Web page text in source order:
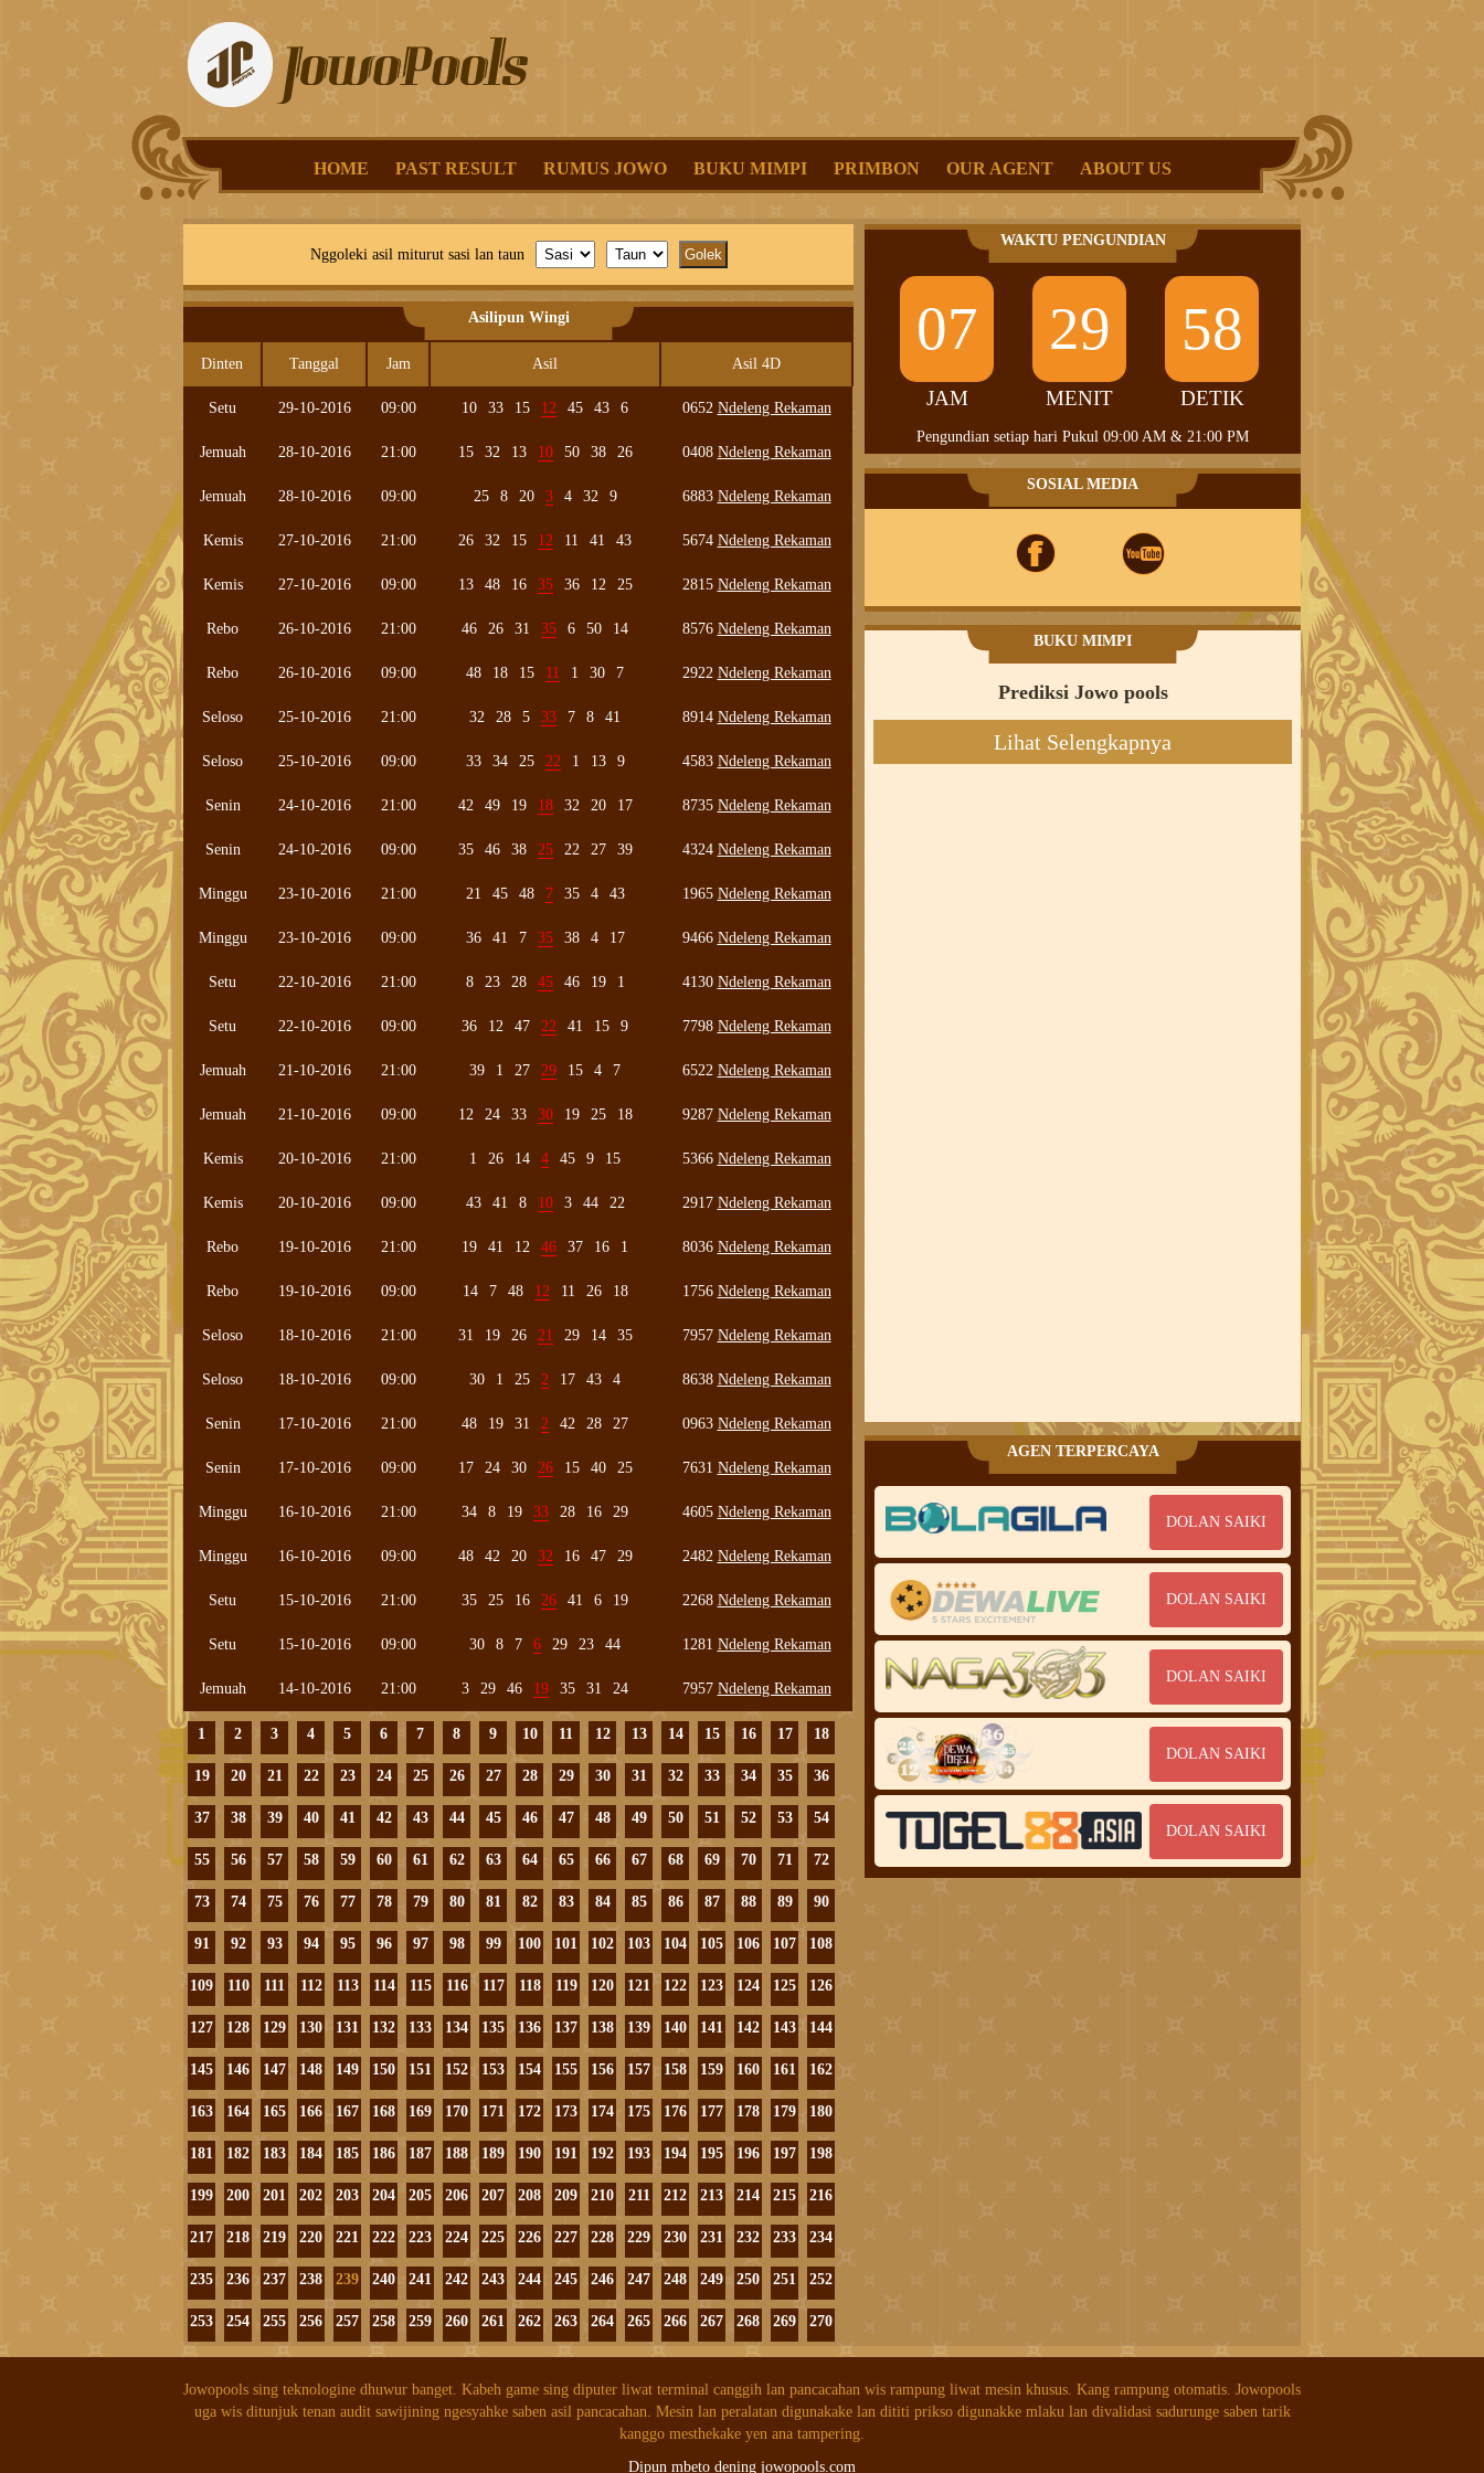
HOME PAST RESULT RUMUS JOWO BUKU MIMPI PRIMBON OUR AGENT ABOUT US
Nggoleki asil miturut sasi lan taun
Asilipun Wingi
Dinten Tanggal Jam Asil Asil 4D
Setu 29-10-2016 09:00 10 33 15 12 45 43 6 0652 Ndeleng Rekaman
Jemuah 28-10-2016 21:00 15 32 13 10 50 38 26 0408 Ndeleng Rekaman
Jemuah 28-10-2016 09:00 25 8 20 3 4 32 9 6883 Ndeleng Rekaman
Kemis 27-10-2016 21:00 26 32 15 12 11 41 43 5674 Ndeleng Rekaman
Kemis 27-10-2016 09:00 13 48 16 35 36 12 25 2815 Ndeleng Rekaman
Rebo 26-10-2016 21:00 46 26 31 35 6 50 14 8576 Ndeleng Rekaman
Rebo 26-10-2016 09:00 48 18 15 11 1 30 7 2922 Ndeleng Rekaman
Seloso 25-10-2016 21:00 32 28 5 33 7 8 41 8914 Ndeleng Rekaman
Seloso 25-10-2016 09:00 33 34 25 22 1 13 9 4583 Ndeleng Rekaman
Senin 24-10-2016 21:00 42 49 19 18 32 20 17 8735 Ndeleng Rekaman
Senin 24-10-2016 09:00 35 46 38 25 22 27 39 4324 Ndeleng Rekaman
Minggu 23-10-2016 21:00 21 45 48 7 35 4 43 1965 Ndeleng Rekaman
Minggu 23-10-2016 09:00 36 41 7 35 38 4 17 9466 Ndeleng Rekaman
Setu 22-10-2016 21:00 8 23 28 45 46 19 1 4130 Ndeleng Rekaman
Setu 22-10-2016 09:00 36 12 47 22 41 15 9 7798 Ndeleng Rekaman
Jemuah 21-10-2016 21:00 39 1 27 29 15 4 7 6522 Ndeleng Rekaman
Jemuah 21-10-2016 09:00 12 24 33 30 19 25 18 9287 Ndeleng Rekaman
Kemis 20-10-2016 21:00 1 26 14 4 45 9 15 5366 Ndeleng Rekaman
Kemis 20-10-2016 09:00 43 41 8 10 3 44 22 2917 Ndeleng Rekaman
Rebo 19-10-2016 21:00 19 41 12 46 37 16 1 8036 Ndeleng Rekaman
Rebo 19-10-2016 09:00 14 7 48 12 11 26 18 1756 Ndeleng Rekaman
Seloso 18-10-2016 21:00 31 19 26 21 29 14 35 7957 Ndeleng Rekaman
Seloso 18-10-2016 09:00 30 1 25 2 17 43 4 8638 Ndeleng Rekaman
Senin 17-10-2016 21:00 48 19 31 2 42 28 27 0963 Ndeleng Rekaman
Senin 17-10-2016 09:00 17 24 30 26 15 40 25 7631 Ndeleng Rekaman
Minggu 16-10-2016 21:00 34 8 19 33 28 16 29 4605 Ndeleng Rekaman
Minggu 16-10-2016 09:00 48 42 20 32 16 47 29 2482 Ndeleng Rekaman
Setu 15-10-2016 21:00 35 25 16 26 41 6 19 2268 Ndeleng Rekaman
Setu 15-10-2016 09:00 30 8 7 6 29 23 44 1281 Ndeleng Rekaman
Jemuah 14-10-2016 21:00 3 29 46 19 35 31 24 7957 Ndeleng Rekaman
1 2 3 4 5 6 7 8 9 10 11 12 13 14 15 16 17 18
19 20 21 22 23 24 25 26 27 28 29 30 31 32 33 34 35 36
37 38 39 40 41 42 43 44 45 46 47 48 49 50 51 52 53 54
55 56 57 58 59 60 61 62 63 64 65 66 67 68 69 70 71 72
73 74 75 76 77 78 79 80 81 82 83 84 85 86 87 88 89 90
91 92 93 94 95 96 97 98 99 100 101 102 103 104 105 106 107 108
109 110 111 112 113 114 115 116 117 118 119 120 121 122 123 124 125 126
127 128 129 130 131 132 133 134 135 136 137 138 139 140 141 142 143 144
145 146 147 148 149 150 151 152 153 154 155 156 157 158 159 160 161 162
163 164 165 166 167 168 169 170 171 172 173 174 175 176 177 178 179 180
181 182 183 184 185 186 187 188 189 190 191 192 193 194 195 196 197 198
199 200 201 202 203 204 205 206 207 208 209 210 211 212 213 214 215 216
217 218 219 220 221 222 223 224 225 226 227 228 229 230 231 232 233 234
235 236 237 238 239 240 241 242 243 244 245 246 247 248 249 250 251 252
253 254 255 256 257 258 259 260 261 262 263 264 265 266 267 268 269 270
WAKTU PENGUNDIAN
07
JAM
29
MENIT
58
DETIK
Pengundian setiap hari Pukul 09:00 AM & 21:00 PM
SOSIAL MEDIA
BUKU MIMPI
Prediksi Jowo pools
Lihat Selengkapnya
AGEN TERPERCAYA
DOLAN SAIKI
DOLAN SAIKI
DOLAN SAIKI
DOLAN SAIKI
DOLAN SAIKI
Jowopools sing teknologine dhuwur banget. Kabeh game sing diputer liwat terminal canggih lan pancacahan wis rampung liwat mesin khusus. Kang rampung otomatis. Jowopools
uga wis ditunjuk tenan audit sawijining ngesyahke saben asil pancacahan. Mesin lan peralatan digunakake lan dititi prikso digunakke mlaku lan divalidasi sadurunge saben tarik
kanggo mesthekake yen ana tampering.
Dipun mbeto dening jowopools.com